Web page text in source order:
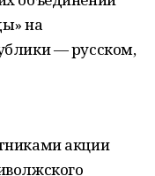
на
— русском,
акции